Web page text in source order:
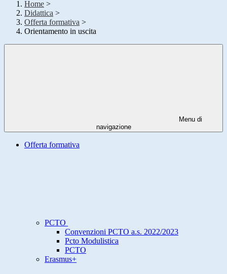
Home >
Didattica >
Offerta formativa >
Orientamento in uscita
Menu di
navigazione
Offerta formativa
PCTO
Convenzioni PCTO a.s. 2022/2023
Pcto Modulistica
PCTO
Erasmus+